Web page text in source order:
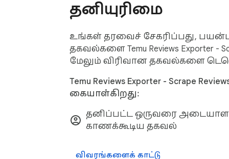
Disclaimer: Temu is a trademark of
not affiliated with or endorsed by Temu.
தனியுரிமை
உங்கள் தரவைச் சேகரிப்பது,
தகவல்களை Temu Reviews Exporter -
மேலும் விரிவான தகவல்களை
Temu Reviews Exporter - Scrape
கையாள்கிறது:
தனிப்பட்ட ஒருவரை
காணக்கூடிய தகவல்
விவரங்களைக் காட்டு